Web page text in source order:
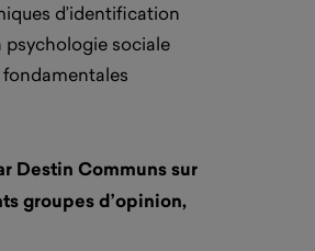
d’identification
psychologie sociale
Destin Communs sur
groupes d’opinion,